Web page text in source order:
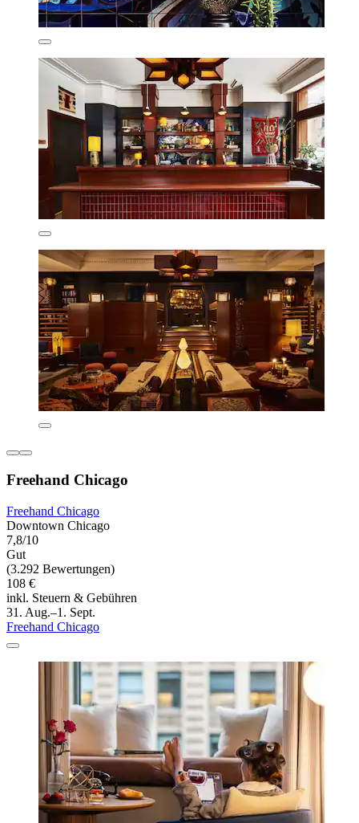
Freehand Chicago
Freehand Chicago
Downtown Chicago
7,8/10
Gut
(3.292 Bewertungen)
108 €
inkl. Steuern & Gebühren
31. Aug.–1. Sept.
Freehand Chicago